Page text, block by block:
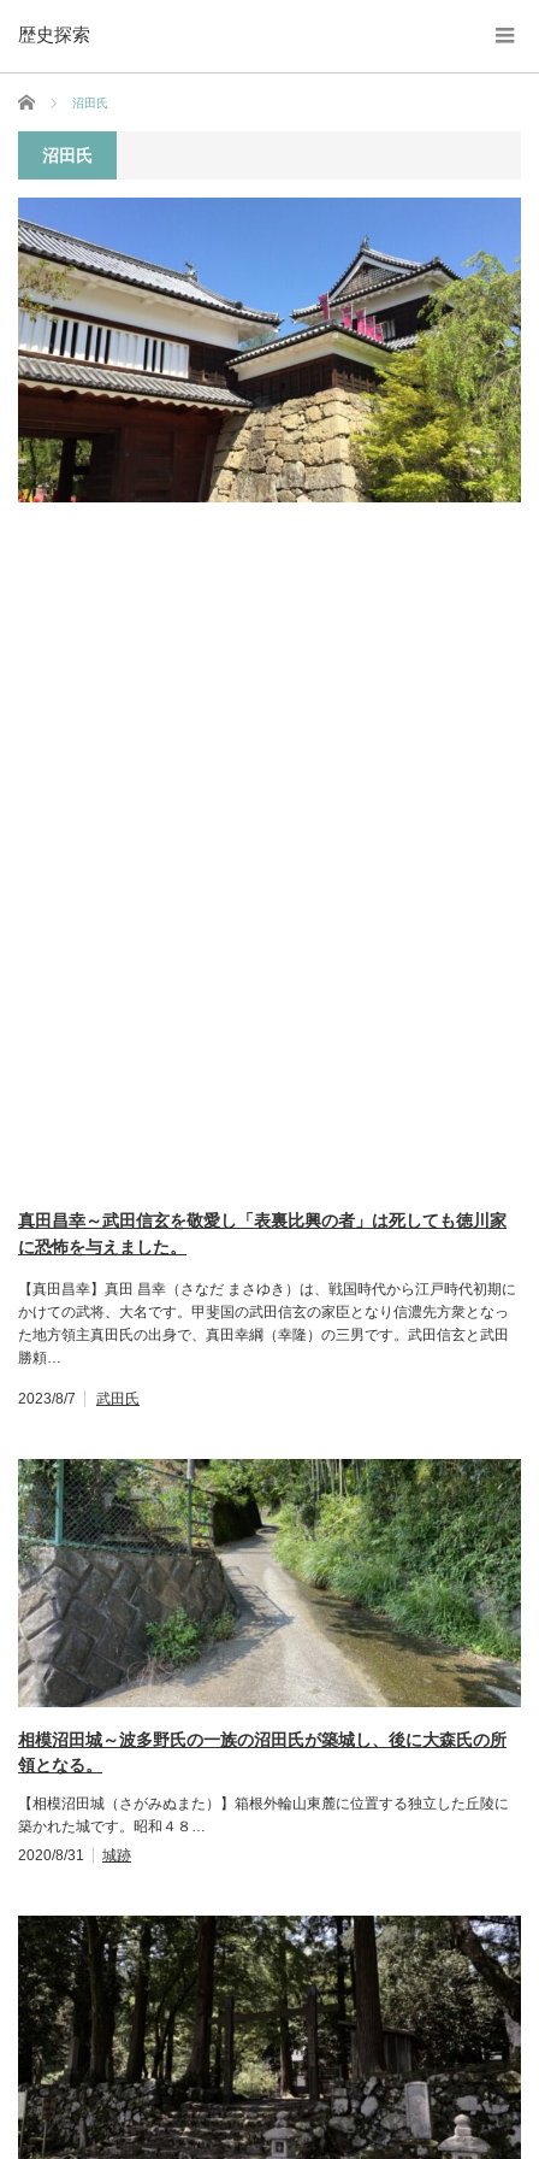
歴史探索
ホーム 沼田氏
沼田氏
真田昌幸～武田信玄を敬愛し「表裏比興の者」は死しても徳川家
に恐怖を与えました。
【真田昌幸】真田 昌幸（さなだ まさゆき）は、戦国時代から江戸時代初期に
かけての武将、大名です。甲斐国の武田信玄の家臣となり信濃先方衆となっ
た地方領主真田氏の出身で、真田幸綱（幸隆）の三男です。武田信玄と武田
勝頼…
2023/8/7 武田氏
相模沼田城～波多野氏の一族の沼田氏が築城し、後に大森氏の所
領となる。
【相模沼田城（さがみぬまた）】箱根外輪山東麓に位置する独立した丘陵に
築かれた城です。昭和４８…
2020/8/31
城跡